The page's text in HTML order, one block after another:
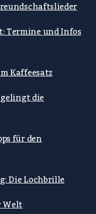
Termine und Infos
Kaffeesatz
gelingt die
für den
Die Lochbrille
Welt